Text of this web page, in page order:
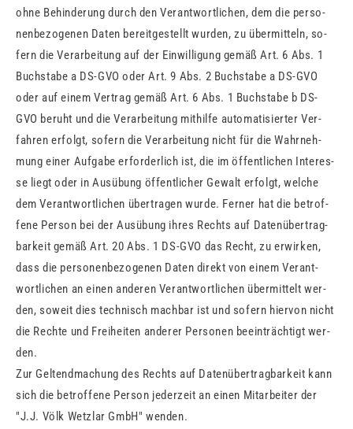
ohne Be­hin­de­rung durch den Ver­ant­wort­li­chen, dem die per­so­
nen­be­zo­ge­nen Daten be­reit­ge­stellt wur­den, zu über­mit­teln, so­
fern die Ver­ar­bei­tung auf der Ein­wil­li­gung gemäß Art. 6 Abs. 1
Buch­sta­be a DS-GVO oder Art. 9 Abs. 2 Buch­sta­be a DS-GVO
oder auf einem Ver­trag gemäß Art. 6 Abs. 1 Buch­sta­be b DS-
GVO be­ruht und die Ver­ar­bei­tung mit­hil­fe au­to­ma­ti­sier­ter Ver­
fah­ren er­folgt, so­fern die Ver­ar­bei­tung nicht für die Wahr­neh­
mung einer Auf­ga­be er­for­der­lich ist, die im öf­fent­li­chen In­ter­es­
se liegt oder in Aus­übung öf­fent­li­cher Ge­walt er­folgt, wel­che
dem Ver­ant­wort­li­chen über­tra­gen wurde. Fer­ner hat die be­trof­
fe­ne Per­son bei der Aus­übung ihres Rechts auf Da­ten­über­trag­
bar­keit gemäß Art. 20 Abs. 1 DS-GVO das Recht, zu er­wir­ken,
dass die per­so­nen­be­zo­ge­nen Daten di­rekt von einem Ver­ant­
wort­li­chen an einen an­de­ren Ver­ant­wort­li­chen über­mit­telt wer­
den, so­weit dies tech­nisch mach­bar ist und so­fern hier­von nicht
die Rech­te und Frei­hei­ten an­de­rer Per­so­nen be­ein­träch­tigt wer­
den.
Zur Gel­tend­ma­chung des Rechts auf Da­ten­über­trag­bar­keit kann
sich die be­trof­fe­ne Per­son je­der­zeit an einen Mit­ar­bei­ter der
"J.J. Völk Wetzlar GmbH" wen­den.